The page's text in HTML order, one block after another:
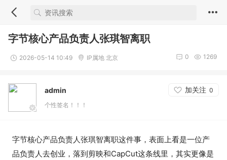
字节核心产品负责人张琪智离职
2026-05-14 10:49 IP属地 北京 1269
0
admin 加关注 0
个性签名！！！
字节核心产品负责人张琪智离职这件事，表面上看是一位产
品负责人去创业，落到剪映和CapCut这条线里，其实更像是